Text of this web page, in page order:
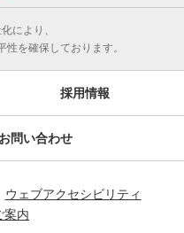
により、
を確保しております。
採用情報
問い合わせ
ウェブアクセシビリティ
案内